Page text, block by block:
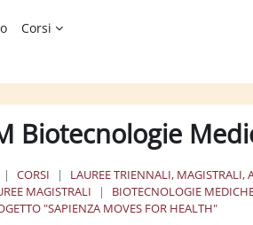
Corsi
Biotecnologie
CORSI LAUREE TRIENNALI, MAGISTRALI,
MAGISTRALI
BIOTECNOLOGIE
"SAPIENZA MOVES FOR HEALTH"